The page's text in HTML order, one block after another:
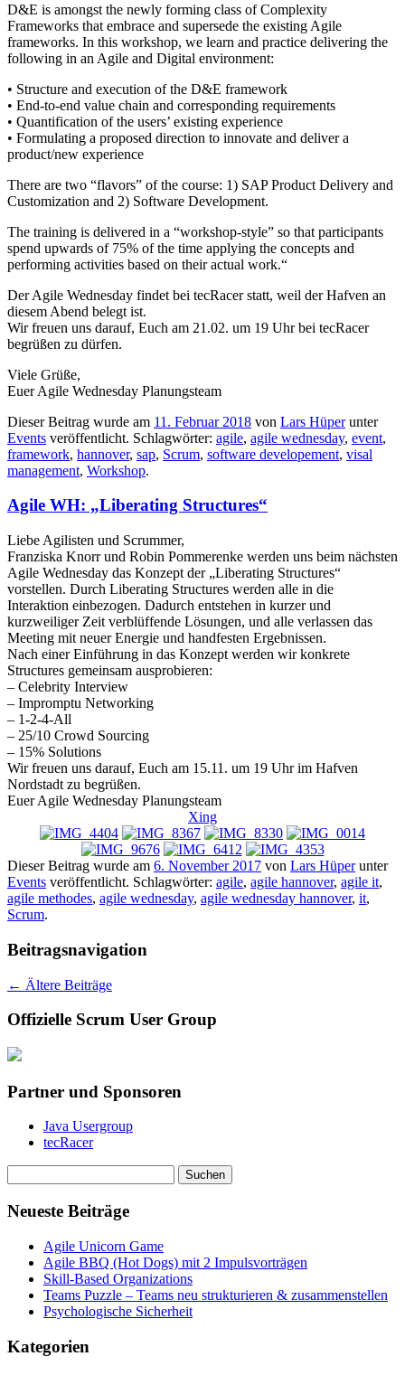
D&E is amongst the newly forming class of Complexity
Frameworks that embrace and supersede the existing Agile
frameworks. In this workshop, we learn and practice delivering the
following in an Agile and Digital environment:
• Structure and execution of the D&E framework
• End-to-end value chain and corresponding requirements
• Quantification of the users’ existing experience
• Formulating a proposed direction to innovate and deliver a
product/new experience
There are two “flavors” of the course: 1) SAP Product Delivery and
Customization and 2) Software Development.
The training is delivered in a “workshop-style” so that participants
spend upwards of 75% of the time applying the concepts and
performing activities based on their actual work.“
Der Agile Wednesday findet bei tecRacer statt, weil der Hafven an
diesem Abend belegt ist.
Wir freuen uns darauf, Euch am 21.02. um 19 Uhr bei tecRacer
begrüßen zu dürfen.
Viele Grüße,
Euer Agile Wednesday Planungsteam
Dieser Beitrag wurde am 11. Februar 2018 von Lars Hüperunter
Events veröffentlicht. Schlagwörter: agile, agile wednesday, event,
framework, hannover, sap, Scrum, software developement, visal
management, Workshop.
Agile WH: „Liberating Structures“
Liebe Agilisten und Scrummer,
Franziska Knorr und Robin Pommerenke werden uns beim nächsten
Agile Wednesday das Konzept der „Liberating Structures“
vorstellen. Durch Liberating Structures werden alle in die
Interaktion einbezogen. Dadurch entstehen in kurzer und
kurzweiliger Zeit verblüffende Lösungen, und alle verlassen das
Meeting mit neuer Energie und handfesten Ergebnissen.
Nach einer Einführung in das Konzept werden wir konkrete
Structures gemeinsam ausprobieren:
– Celebrity Interview
– Impromptu Networking
– 1-2-4-All
– 25/10 Crowd Sourcing
– 15% Solutions
Wir freuen uns darauf, Euch am 15.11. um 19 Uhr im Hafven
Nordstadt zu begrüßen.
Euer Agile Wednesday Planungsteam
Xing
Dieser Beitrag wurde am 6. November 2017 von Lars Hüperunter
Events veröffentlicht. Schlagwörter: agile, agile hannover, agile it,
agile methodes, agile wednesday, agile wednesday hannover, it,
Scrum.
Beitragsnavigation
← Ältere Beiträge
Offizielle Scrum User Group
Partner und Sponsoren
Java Usergroup
tecRacer
nach:
Neueste Beiträge
Agile Unicorn Game
Agile BBQ (Hot Dogs) mit 2 Impulsvorträgen
Skill-Based Organizations
Teams Puzzle – Teams neu strukturieren & zusammenstellen
Psychologische Sicherheit
Kategorien